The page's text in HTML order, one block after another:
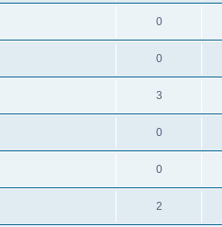
0
0
3
0
0
2